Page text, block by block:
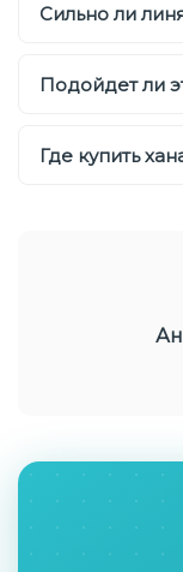
Сильно ли
Подойдет ли
Где купить